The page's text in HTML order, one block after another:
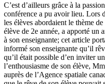
C’est d’ailleurs grâce à la
conférence a pu avoir lieu. Lors
les élèves abordaient le thème
élève de 2e année, a apporté un
à son enseignante; cet article
informé son enseignante qu’il
qu’il était possible d’en inviter
l’enthousiasme de son élève,
auprès de l’Agence spatiale